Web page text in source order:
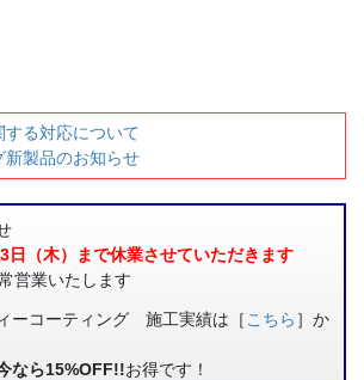
する対応について
新製品のお知らせ
日（木）まで休業させていただきます
営業いたします
ーコーティング 施工実績は［ こちら ］か
なら15%OFF!!お得です！